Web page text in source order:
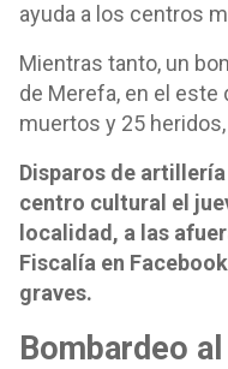
ayuda a los centros
Mientras tanto, un
de Merefa, en el este
muertos y 25 heridos,
Disparos de
centro cultural el
localidad, a las
Fiscalía en
graves.
Bombardeo